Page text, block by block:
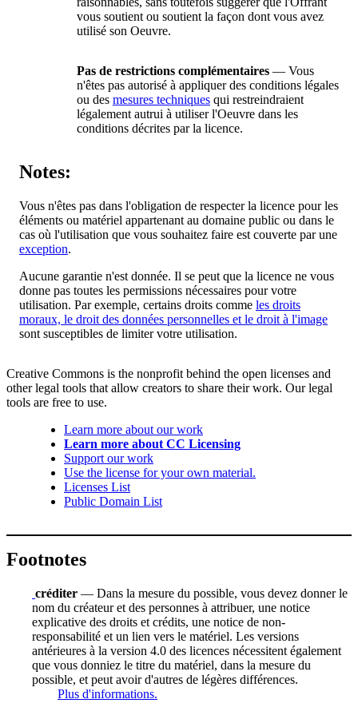
vous soutient ou soutient la façon dont vous avez
utilisé son Oeuvre.
Pas de restrictions complémentaires — Vous
n'êtes pas autorisé à appliquer des conditions légales
ou des mesures techniques qui restreindraient
légalement autrui à utiliser l'Oeuvre dans les
conditions décrites par la licence.
Notes:
Vous n'êtes pas dans l'obligation de respecter la licence pour les
éléments ou matériel appartenant au domaine public ou dans le
cas où l'utilisation que vous souhaitez faire est couverte par une
exception.
Aucune garantie n'est donnée. Il se peut que la licence ne vous
donne pas toutes les permissions nécessaires pour votre
utilisation. Par exemple, certains droits comme les droits
moraux, le droit des données personnelles et le droit à l'image
sont susceptibles de limiter votre utilisation.
Creative Commons is the nonprofit behind the open licenses and
other legal tools that allow creators to share their work. Our legal
tools are free to use.
Learn more about our work
Learn more about CC Licensing
Support our work
Use the license for your own material.
Licenses List
Public Domain List
Footnotes
créditer — Dans la mesure du possible, vous devez donner le
nom du créateur et des personnes à attribuer, une notice
explicative des droits et crédits, une notice de non-
responsabilité et un lien vers le matériel. Les versions
antérieures à la version 4.0 des licences nécessitent également
que vous donniez le titre du matériel, dans la mesure du
possible, et peut avoir d'autres de légères différences.
Plus d'informations.